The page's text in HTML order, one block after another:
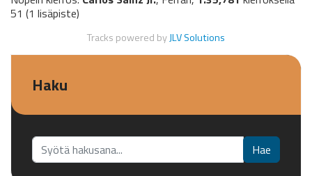
51 (1 lisäpiste)
Tracks powered byJLV Solutions
Haku
Etsi... Hae